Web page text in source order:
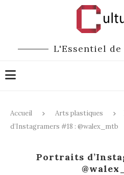
L'Essentiel
Accueil Arts plastiques
d’Instagramers #18 : @walex_mtb
Portraits